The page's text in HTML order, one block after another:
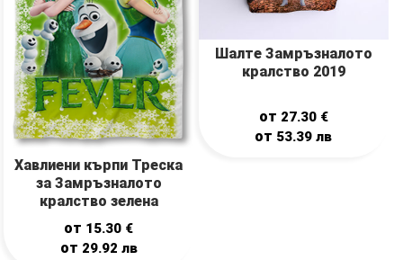
Хавлиени кърпи Треска
за Замръзналото
кралство зелена
от 15.30 €
от 29.92 лв
Шалте Замръзналото
кралство 2019
от 27.30 €
от 53.39лв